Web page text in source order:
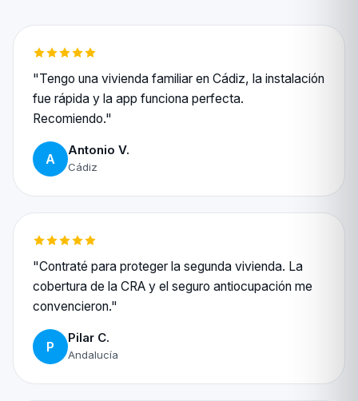
"Tengo una vivienda familiar en Cádiz, la instalación
fue rápida y la app funciona perfecta.
Recomiendo."
A
Antonio V.
Cádiz
"Contraté para proteger la segunda vivienda. La
cobertura de la CRA y el seguro antiocupación me
convencieron."
P
Pilar C.
Andalucía